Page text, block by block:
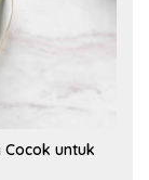
Cocok untuk